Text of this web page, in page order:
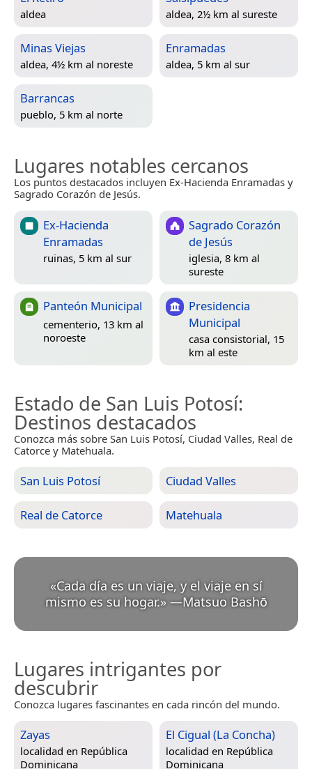
aldea aldea, 2½ km al sureste
Minas Viejas
aldea, 4½ km al noreste
Enramadas
aldea, 5 km al sur
Barrancas
pueblo, 5 km al norte
Lugares notables cercanos
Los puntos destacados incluyen Ex-Hacienda Enramadas y
Sagrado Corazón de Jesús.
Ex-Hacienda
Enramadas
ruinas, 5 km al sur
Sagrado Corazón
de Jesús
iglesia, 8 km al
sureste
Panteón Municipal
cementerio, 13 km al
noroeste
Presidencia
Municipal
casa consistorial, 15
km al este
Estado de San Luis Potosí:
Destinos destacados
Conozca más sobre San Luis Potosí, Ciudad Valles, Real de
Catorce y Matehuala.
San Luis Potosí Ciudad Valles
Real de Catorce Matehuala
«Cada día es un viaje, y el viaje en sí
mismo es su hogar.» —Matsuo Bashō
Lugares intrigantes por
descubrir
Conozca lugares fascinantes en cada rincón del mundo.
Zayas
localidad en República
Dominicana
El Cigual (La Concha)
localidad en República
Dominicana